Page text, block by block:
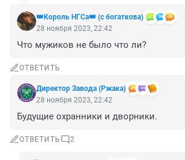
👑Король НГСа👑 (с богаткова)
28 ноября 2023, 22:42
Что мужиков не было что ли?
ОТВЕТИТЬ
Директор Завода (Ржака)
28 ноября 2023, 22:42
Будущие охранники и дворники.
ОТВЕТИТЬ 2